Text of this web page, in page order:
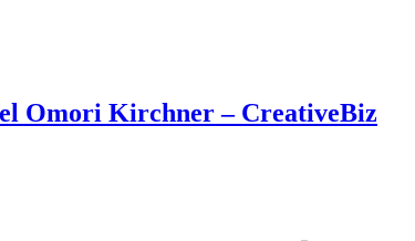
Omori Kirchner – CreativeBiz